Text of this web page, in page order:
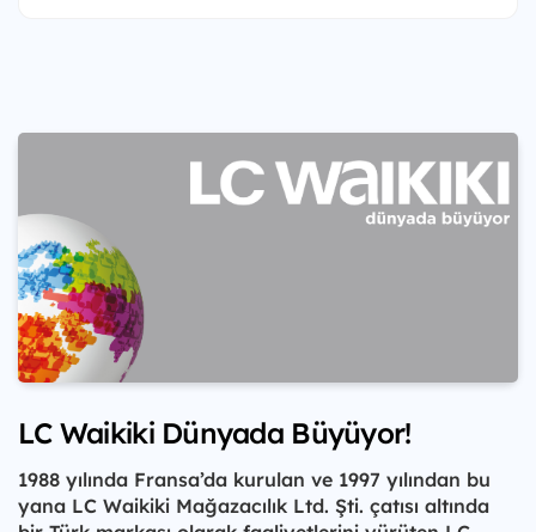
LC Waikiki Dünyada Büyüyor!
1988 yılında Fransa’da kurulan ve 1997 yılından bu
yana LC Waikiki Mağazacılık Ltd. Şti. çatısı altında